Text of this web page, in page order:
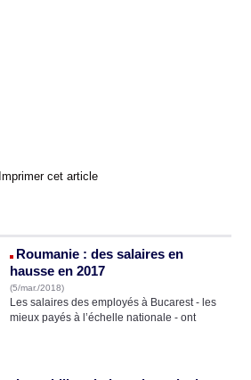
Imprimer cet article
Roumanie : des salaires en
hausse en 2017
(5/mar./2018)
Les salaires des employés à Bucarest - les
mieux payés à l’échelle nationale - ont